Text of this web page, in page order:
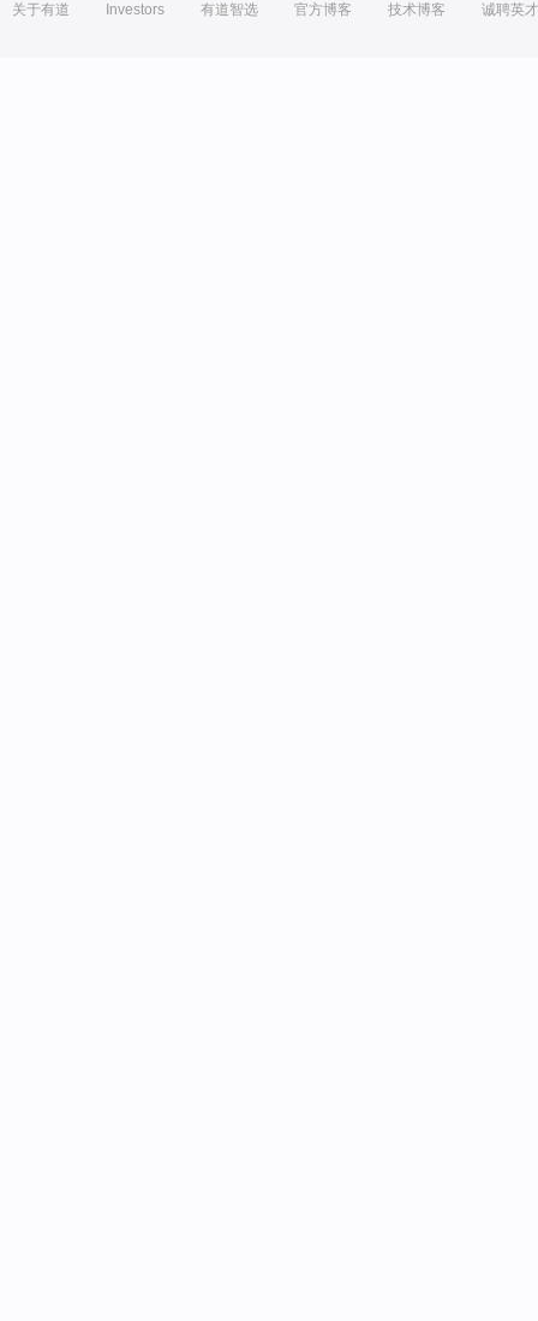
关于有道 Investors 有道智选 官方博客 技术博客 诚聘英才